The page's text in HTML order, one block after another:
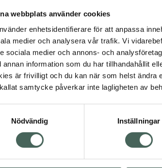
webbplats använder cookies
enhetsidentifierare för att anpassa
medier och analysera vår trafik. Vi
sociala medier och annons- och
annan information som du har tillhandahållit
är frivilligt och du kan när som helst
samtycke påverkar inte lagligheten av
Nödvändig
Inställningar
innan användning.
dig. Du hittar oss från Skåne i syd
i mobilen och på datorn.